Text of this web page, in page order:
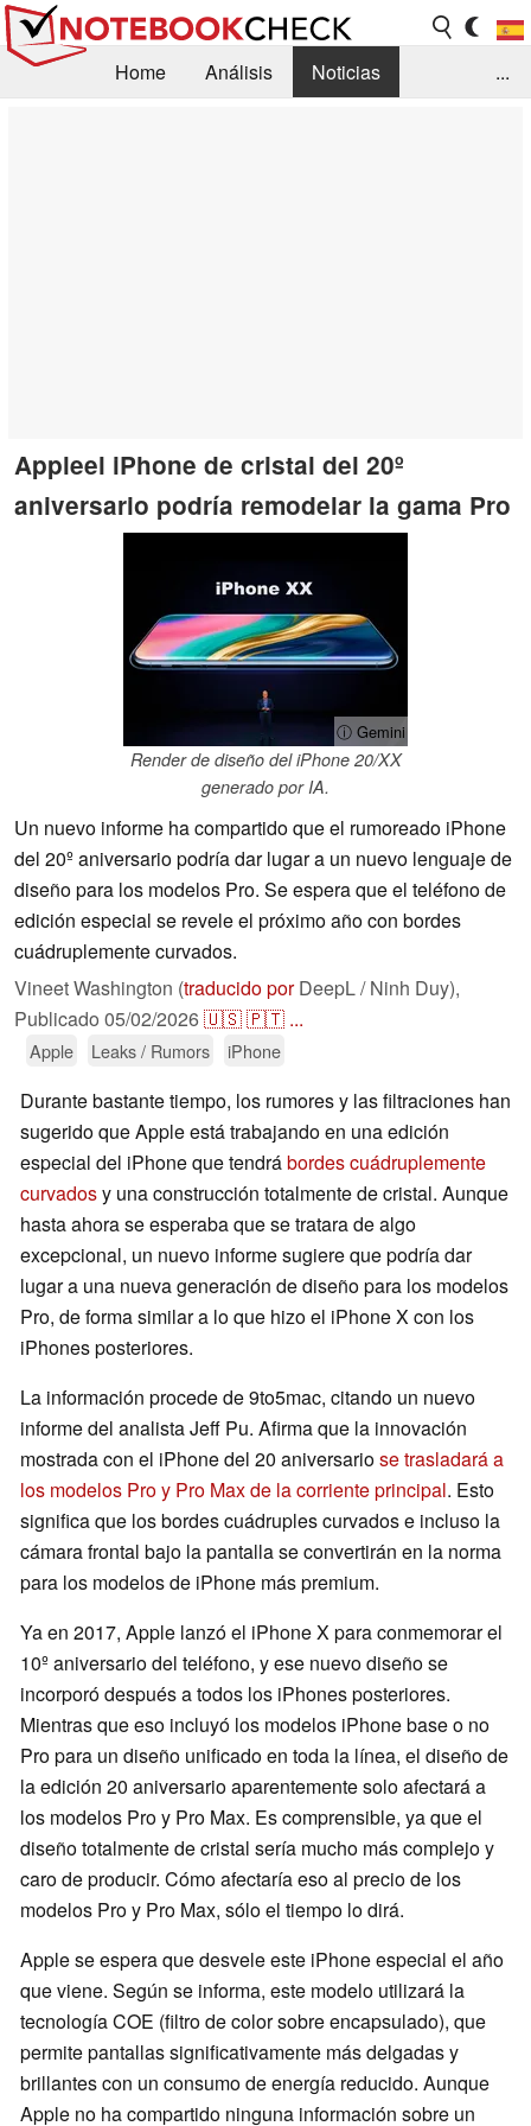
Home Análisis
Noticias
...
Appleel iPhone de cristal del 20º
aniversario podría remodelar la gama Pro
ⓘ Gemini
Render de diseño del iPhone 20/XX
generado por IA.
Un nuevo informe ha compartido que el rumoreado iPhone
del 20º aniversario podría dar lugar a un nuevo lenguaje de
diseño para los modelos Pro. Se espera que el teléfono de
edición especial se revele el próximo año con bordes
cuádruplemente curvados.
Vineet Washington (traducido porDeepL / Ninh Duy),
Publicado 05/02/2026🇺🇸🇵🇹 ...
Apple Leaks / Rumors iPhone
Durante bastante tiempo, los rumores y las filtraciones han
sugerido que Apple está trabajando en una edición
especial del iPhone que tendrábordes cuádruplemente
curvadosy una construcción totalmente de cristal. Aunque
hasta ahora se esperaba que se tratara de algo
excepcional, un nuevo informe sugiere que podría dar
lugar a una nueva generación de diseño para los modelos
Pro, de forma similar a lo que hizo el iPhone X con los
iPhones posteriores.
La información procede de 9to5mac, citando un nuevo
informe del analista Jeff Pu. Afirma que la innovación
mostrada con el iPhone del 20 aniversariose trasladará a
los modelos Pro y Pro Max de la corriente principal. Esto
significa que los bordes cuádruples curvados e incluso la
cámara frontal bajo la pantalla se convertirán en la norma
para los modelos de iPhone más premium.
Ya en 2017, Apple lanzó el iPhone X para conmemorar el
10º aniversario del teléfono, y ese nuevo diseño se
incorporó después a todos los iPhones posteriores.
Mientras que eso incluyó los modelos iPhone base o no
Pro para un diseño unificado en toda la línea, el diseño de
la edición 20 aniversario aparentemente solo afectará a
los modelos Pro y Pro Max. Es comprensible, ya que el
diseño totalmente de cristal sería mucho más complejo y
caro de producir. Cómo afectaría eso al precio de los
modelos Pro y Pro Max, sólo el tiempo lo dirá.
Apple se espera que desvele este iPhone especial el año
que viene. Según se informa, este modelo utilizará la
tecnología COE (filtro de color sobre encapsulado), que
permite pantallas significativamente más delgadas y
brillantes con un consumo de energía reducido. Aunque
Apple no ha compartido ninguna información sobre un